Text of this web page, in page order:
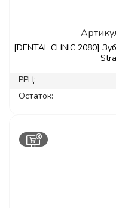
[DENTAL CLINIC 2080]
РРЦ:
Остаток: